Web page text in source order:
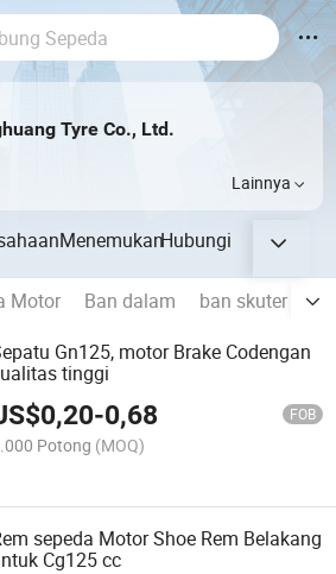
Tyre Co., Ltd.
Lainnya
MenemukanHubungi
Motor Ban dalam ban skuter
Gn125, motor Brake Codengan
tinggi
0,20-0,68 FOB
Potong (MOQ)
sepeda Motor Shoe Rem Belakang
Cg125 cc